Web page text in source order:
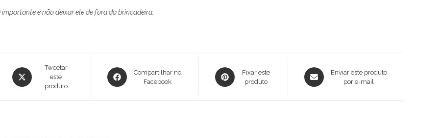
importante é não deixar ele de fora da brincadeira.
Abre
em
uma
Tweetar
este
produto
Abre
em
Compartilhar no
Facebook
Abre
em
Fixar este
produto
Abre
em
Enviar este produto
por e-mail